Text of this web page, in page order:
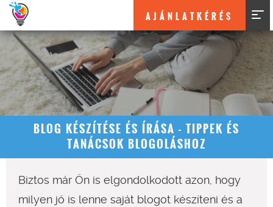
AJÁNLATKÉRÉS
BLOG KÉSZÍTÉSE ÉS ÍRÁSA - TIPPEK ÉS
TANÁCSOK BLOGOLÁSHOZ
Biztos már Ön is elgondolkodott azon, hogy
milyen jó is lenne saját blogot készíteni és a